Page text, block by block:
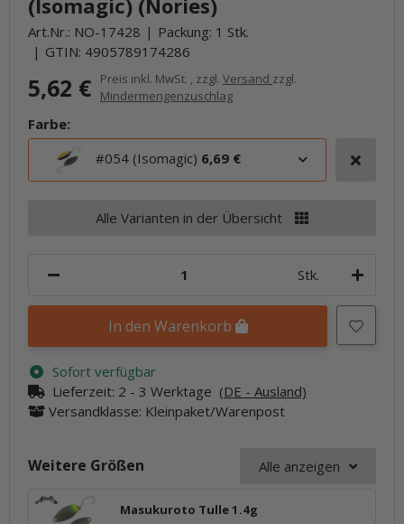
(Isomagic) (Nories)
Art.Nr.: NO-17428
Packung: 1 Stk.
GTIN: 4905789174286
5,62 € Preis inkl. MwSt. , zzgl. Versand zzgl.
Mindermengenzuschlag
Farbe:
#054 (Isomagic) 6,69 €
Alle Varianten in der Übersicht
Stk.
In den Warenkorb
Sofort verfügbar
Lieferzeit: 2 - 3 Werktage (DE - Ausland)
Versandklasse: Kleinpaket/Warenpost
Weitere Größen Alle anzeigen
Masukuroto Tulle 1.4g